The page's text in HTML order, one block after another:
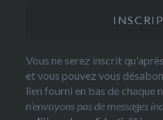
Vous ne serez inscrit
et vous pouvez vous
lien fourni en bas de chaque
n’envoyons pas de messages